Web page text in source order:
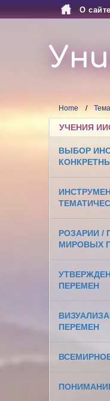
О сайте
Home
УЧЕНИЯ
ВЫБОР
РОЗАРИИ /
МИРОВЫХ
ПЕРЕМЕН
ПЕРЕМЕН